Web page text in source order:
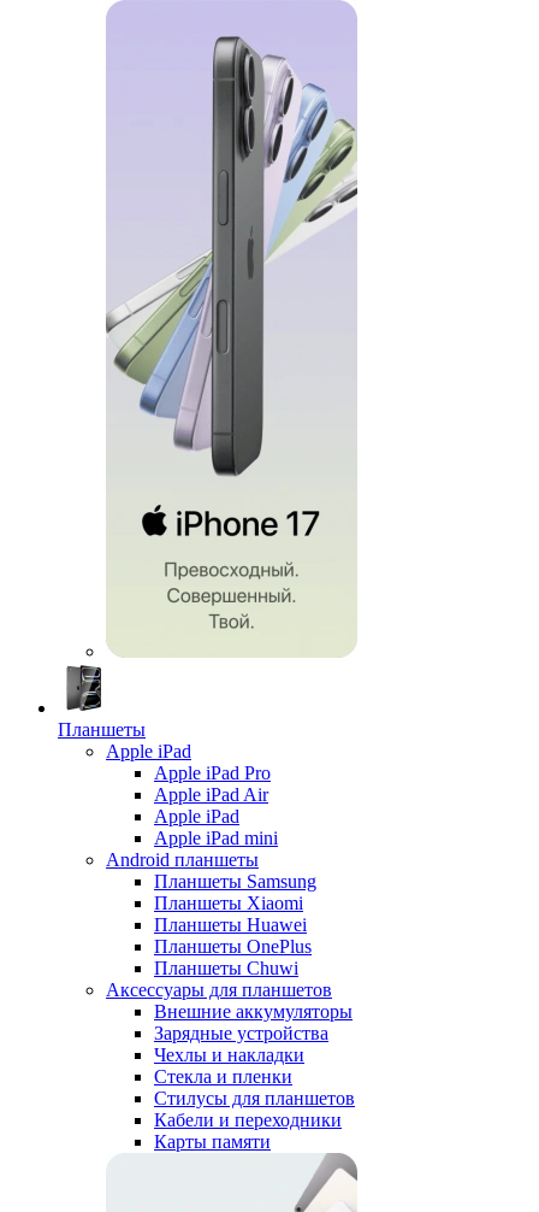
Планшеты
Apple iPad
Apple iPad Pro
Apple iPad Air
Apple iPad
Apple iPad mini
Android планшеты
Планшеты Samsung
Планшеты Xiaomi
Планшеты Huawei
Планшеты OnePlus
Планшеты Chuwi
Аксессуары для планшетов
Внешние аккумуляторы
Зарядные устройства
Чехлы и накладки
Стекла и пленки
Стилусы для планшетов
Кабели и переходники
Карты памяти